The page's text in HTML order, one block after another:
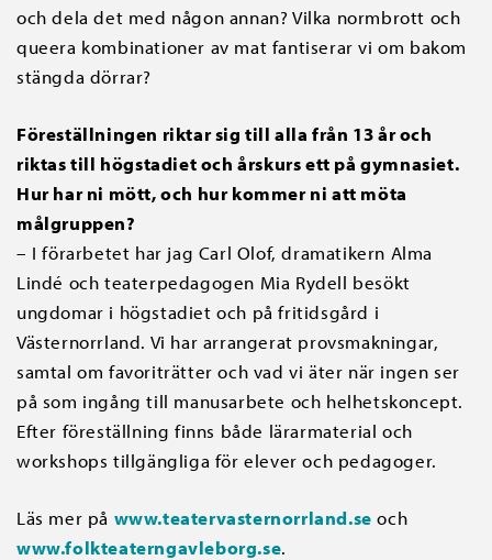
och dela det med någon annan? Vilka normbrott och
queera kombinationer av mat fantiserar vi om bakom
stängda dörrar?
Föreställningen riktar sig till alla från 13 år och
riktas till högstadiet och årskurs ett på gymnasiet.
Hur har ni mött, och hur kommer ni att möta
målgruppen?
– I förarbetet har jag Carl Olof, dramatikern Alma
Lindé och teaterpedagogen Mia Rydell besökt
ungdomar i högstadiet och på fritidsgård i
Västernorrland. Vi har arrangerat provsmakningar,
samtal om favoriträtter och vad vi äter när ingen ser
på som ingång till manusarbete och helhetskoncept.
Efter föreställning finns både lärarmaterial och
workshops tillgängliga för elever och pedagoger.
Läs mer på www.teatervasternorrland.se och
www.folkteaterngavleborg.se.